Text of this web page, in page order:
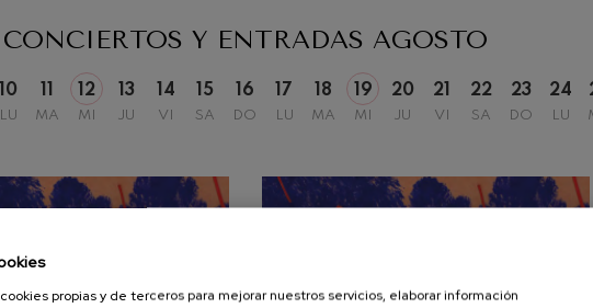
CONCIERTOS Y ENTRADAS AGOSTO
10
LU MA
12
MI
13
JU
14
VI
15
SA
16
DO
17
LU
18
MA
19
MI
20
JU
21
VI
22
SA
23
DO
24
LU
Sinfonía nº83
propias y de terceros para mejorar nuestros servicios, elaborar información